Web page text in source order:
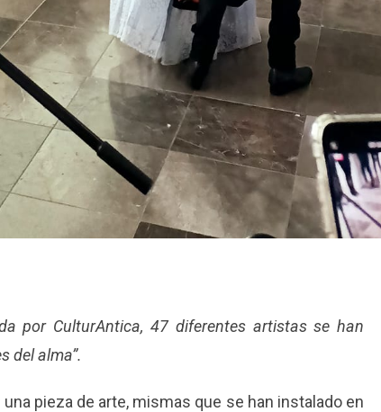
por CulturAntica, 47 diferentes artistas se han
del alma”.
pieza de arte, mismas que se han instalado en